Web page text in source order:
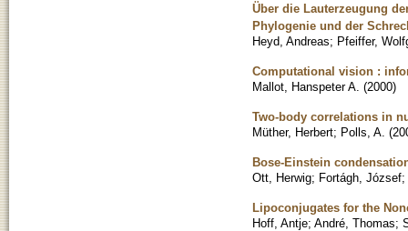
Über die Lauterzeugung
Phylogenie und der
Heyd, Andreas; Pfeiffer,
Computational vision :
Mallot, Hanspeter A. (2000)
Two-body correlations in
Müther, Herbert; Polls, A. (
Bose-Einstein
Ott, Herwig; Fortágh, József;
Lipoconjugates for the
Hoff, Antje; André, Thomas;